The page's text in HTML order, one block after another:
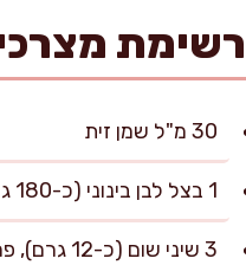
רשימת
30 מ"ל שמן זית
1 בצל לבן בינוני (כ-180 גרם), קצוץ דק
3 שיני שום (כ-12 גרם), פרוסות